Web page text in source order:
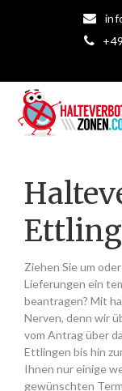
Ziehen Sie um
Lieferungen ein
beantragen? Mit
Nerven, denn wir
vom Antrag über
Ettlingen bis hin
Ihnen nur einige
gewünschten